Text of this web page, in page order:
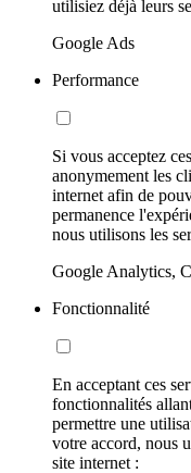
utilisiez déjà leurs
Google Ads
Performance
Si vous acceptez
anonymement les
internet afin de
permanence
nous utilisons les
Google Analytics,
Fonctionnalité
En acceptant ces
fonctionnalités
permettre une
votre accord, nous
site internet :